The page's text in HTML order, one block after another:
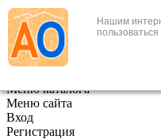
Нашим
+7 (495) 646-888-1
В корзине 0
Меню каталога
Меню сайта
Вход
Регистрация